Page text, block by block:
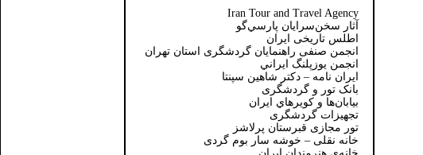
Iran Tour and Travel Agency
آثار سخن‌سرايان پارسي‌گو
اطلس تاریخی ایران
انجمن صنفی راهنمایان گردشگری استان تهران
انجمن يوزپلنگ ايراني
ایران نامه – دکتر شاهین سپنتا
بانک تور و گردشگری
بيابان‌ها و كويرهاي ايران
تجهیزات گردشگری
تور مجازی قبرستان پرلاشز
خانه نقلی – خوشه سار بوم گردی